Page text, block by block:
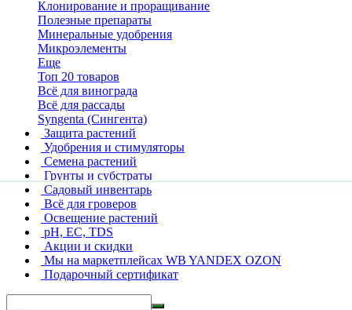
Клонирование и проращивание
Полезные препараты
Минеральные удобрения
Микроэлементы
Еще
Топ 20 товаров
Всё для винограда
Всё для рассады
Syngenta (Сингента)
Защита растений
Удобрения и стимуляторы
Семена растений
Грунты и субстраты
Садовый инвентарь
Всё для гроверов
Освещение растений
pH, EC, TDS
Акции и скидки
Мы на маркетплейсах WB YANDEX OZON
Подарочный сертификат